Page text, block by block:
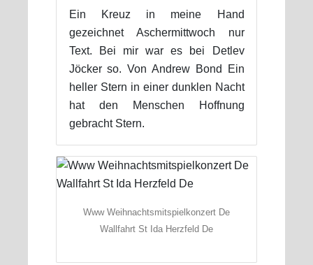
Ein Kreuz in meine Hand
gezeichnet Aschermittwoch nur
Text. Bei mir war es bei Detlev
Jöcker so. Von Andrew Bond Ein
heller Stern in einer dunklen Nacht
hat den Menschen Hoffnung
gebracht Stern.
Www Weihnachtsmitspielkonzert De
Wallfahrt St Ida Herzfeld De